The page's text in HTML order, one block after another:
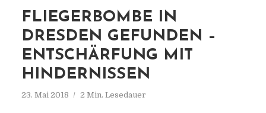
FLIEGERBOMBE IN
DRESDEN GEFUNDEN –
ENTSCHÄRFUNG MIT
HINDERNISSEN
23. Mai 2018 2 Min. Lesedauer